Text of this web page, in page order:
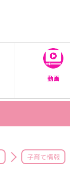
動画
子育て情報